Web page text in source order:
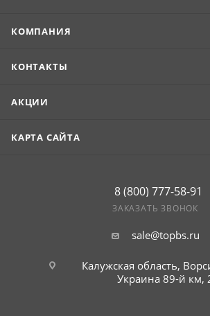
КОМПАНИЯ
КОНТАКТЫ
АКЦИИ
КАРТА САЙТА
8 (800) 777-58-91
ЗАКАЗАТЬ ЗВОНОК
sale@topbs.ru
Калужская область,
Украина 89-й км,